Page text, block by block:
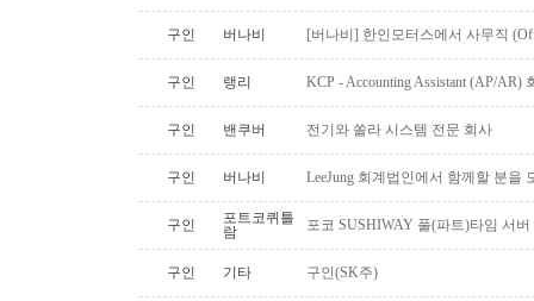
구인 버나비 [버나비] 한인모터스에서 사무직
구인 랭리 KCP - Accounting Assistant (AP/
구인 밴쿠버 전기와 쏠라 시스템 전문 회사
구인 버나비 LeeJung 회계법인에서 함께할 분을
구인
포트코퀴틀
람
포코 SUSHIWAY 풀(파트)타임 서버
구인 기타 구인(SK주)